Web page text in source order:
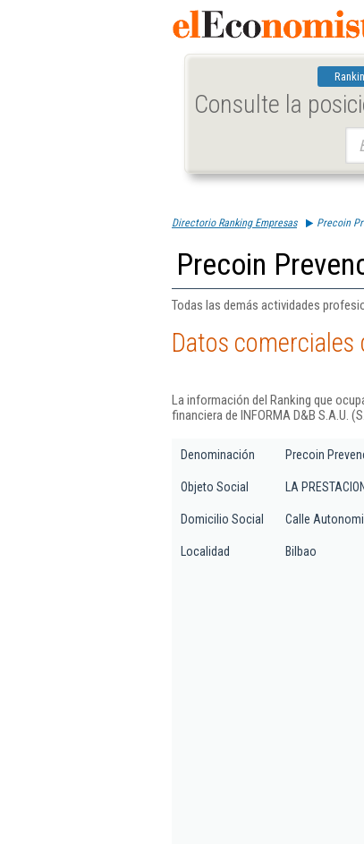
Consulte la
Directorio Ranking Empresas Precoin
Precoin
Todas las demás actividades
Datos comerciales
La información del Ranking que
financiera de INFORMA D&B S.A.U.
Denominación Precoin
Objeto Social LA
Domicilio Social Calle
Localidad Bilbao